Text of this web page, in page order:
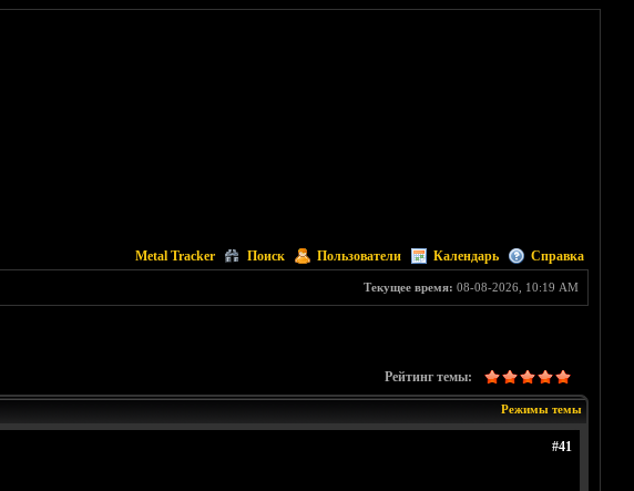
Metal Tracker Поиск Пользователи Календарь Справка
Текущее время: 08-08-2026, 10:19 AM
Рейтинг темы:
Режимы темы
#41